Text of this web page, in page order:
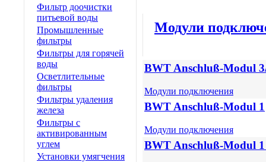
Фильтр доочистки
питьевой воды
Промышленные
фильтры
Фильтры для горячей
воды
Осветлительные
фильтры
Фильтры удаления
железа
Фильтры с
активированным
углем
Установки умягчения
Модули
BWT Anschluß-Modul
Модули подключения
BWT Anschluß-Modul 1
Модули подключения
BWT Anschluß-Modul